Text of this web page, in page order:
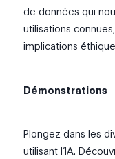
de données qui
utilisations
implications
Démonstrations
Plongez dans les
utilisant l’IA.